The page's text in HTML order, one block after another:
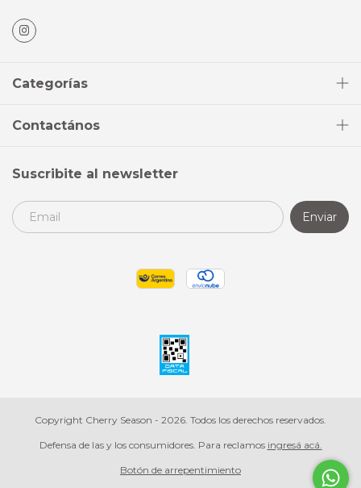
Categorías
Contactános
Suscribite al newsletter
Copyright Cherry Season - 2026. Todos los derechos reservados.
Defensa de las y los consumidores. Para reclamos ingresá acá.
Botón de arrepentimiento